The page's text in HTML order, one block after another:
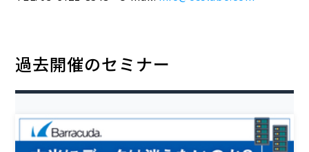
過去開催のセミナー